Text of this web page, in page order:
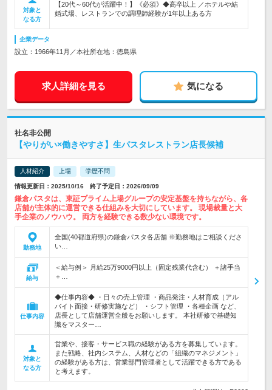
対象と
なる方
【20代～60代が活躍中！】《必須》◆高卒以上 ／ホテルや結
婚式場、レストランでの調理師経験が1年以上ある方
企業データ
設立：1966年11月／本社所在地：徳島県
求人詳細を見る 気になる
社名非公開
【やりがい×働きやすさ】生パスタレストラン店長候補
人材紹介 上場 学歴不問
情報更新日：2025/10/16 終了予定日：2026/09/09
鎌倉パスタは、東証プライム上場グループの安定基盤を持ちながら、各
店舗が主体的に運営できる仕組みを大切にしています。 現場裁量と大
手企業のノウハウ。 両方を経験できる数少ない環境です。
勤務地
全国(40都道府県)の鎌倉パスタ各店舗 ※勤務地はご相談くださ
い…
給与
＜給与例＞ 月給25万9000円以上（固定残業代含む） ＋諸手当
＋…
仕事内容
◆仕事内容◆ ・日々の売上管理 ・商品発注・人材育成（アル
バイト面接・研修実施など） ・シフト管理 ・各種企画 など、
店長として店舗運営全般をお願いします。 本社研修で基礎知
識をマスター…
対象と
なる方
営業や、接客・サービス職の経験がある方を募集しています。
また戦略、社内システム、人材などの「組織のマネジメント」
の経験がある方は、営業部門管理者として活躍できる方である
と考えます。